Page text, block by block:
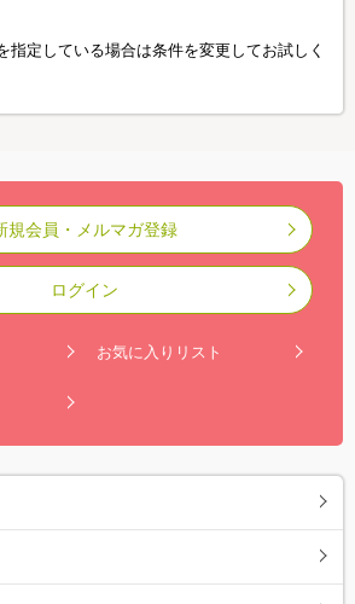
指定している場合は条件を変更してお試しく
規会員・メルマガ登録
ログイン
お気に入りリスト